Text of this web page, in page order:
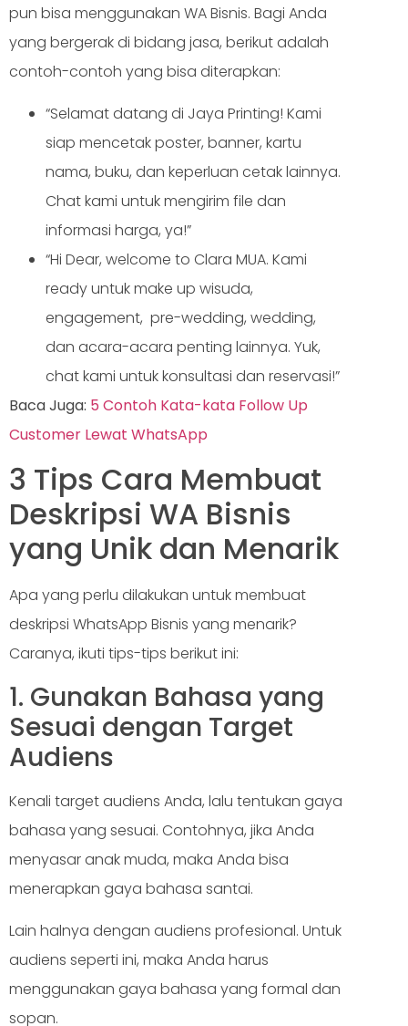
pun bisa menggunakan WA Bisnis. Bagi Anda
yang bergerak di bidang jasa, berikut adalah
contoh-contoh yang bisa diterapkan:
“Selamat datang di Jaya Printing! Kami
siap mencetak poster, banner, kartu
nama, buku, dan keperluan cetak lainnya.
Chat kami untuk mengirim file dan
informasi harga, ya!”
“Hi Dear, welcome to Clara MUA. Kami
ready untuk make up wisuda,
engagement, pre-wedding, wedding,
dan acara-acara penting lainnya. Yuk,
chat kami untuk konsultasi dan reservasi!”
Baca Juga: 5 Contoh Kata-kata Follow Up
Customer Lewat WhatsApp
3 Tips Cara Membuat
Deskripsi WA Bisnis
yang Unik dan Menarik
Apa yang perlu dilakukan untuk membuat
deskripsi WhatsApp Bisnis yang menarik?
Caranya, ikuti tips-tips berikut ini:
1. Gunakan Bahasa yang
Sesuai dengan Target
Audiens
Kenali target audiens Anda, lalu tentukan gaya
bahasa yang sesuai. Contohnya, jika Anda
menyasar anak muda, maka Anda bisa
menerapkan gaya bahasa santai.
Lain halnya dengan audiens profesional. Untuk
audiens seperti ini, maka Anda harus
menggunakan gaya bahasa yang formal dan
sopan.